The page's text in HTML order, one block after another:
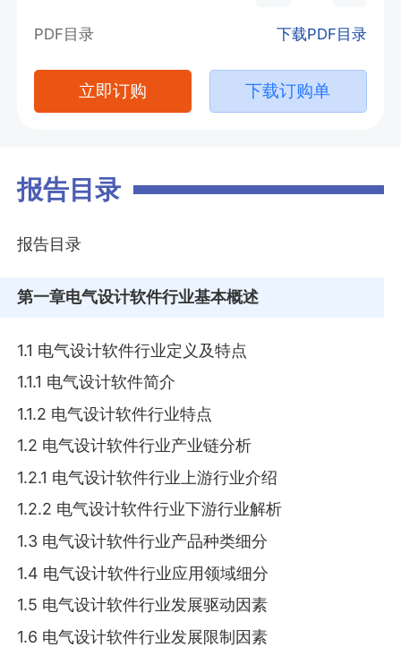
PDF目录 下载PDF目录
立即订购 下载订购单
报告目录
报告目录
第一章电气设计软件行业基本概述
1.1 电气设计软件行业定义及特点
1.1.1 电气设计软件简介
1.1.2 电气设计软件行业特点
1.2 电气设计软件行业产业链分析
1.2.1 电气设计软件行业上游行业介绍
1.2.2 电气设计软件行业下游行业解析
1.3 电气设计软件行业产品种类细分
1.4 电气设计软件行业应用领域细分
1.5 电气设计软件行业发展驱动因素
1.6 电气设计软件行业发展限制因素